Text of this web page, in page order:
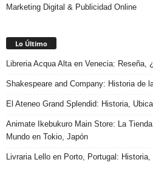
Marketing Digital & Publicidad Online
Lo Último
Libreria Acqua Alta en Venecia: Reseña,
Shakespeare and Company: Historia de
El Ateneo Grand Splendid: Historia,
Animate Ikebukuro Main Store: La
Mundo en Tokio, Japón
Livraria Lello en Porto, Portugal: